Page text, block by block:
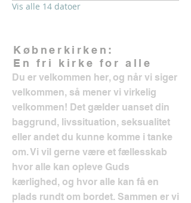
Vis alle 14 datoer
Købnerkirken:
En fri kirke for alle
Du er velkommen her, og når vi siger
velkommen, så mener vi virkelig
velkommen! Det gælder uanset din
baggrund, livssituation, seksualitet
eller andet du kunne komme i tanke
om. Vi vil gerne være et fællesskab
hvor alle kan opleve Guds
kærlighed, og hvor alle kan få en
plads rundt om bordet. Sammen er vi